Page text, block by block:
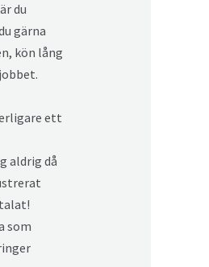
du
gärna
kön lång
ett
aldrig då
som